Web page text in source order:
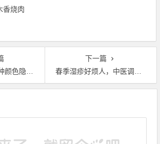
香烧肉
健康密码
下一篇
春季湿疹好烦人，中医调理体质有妙招